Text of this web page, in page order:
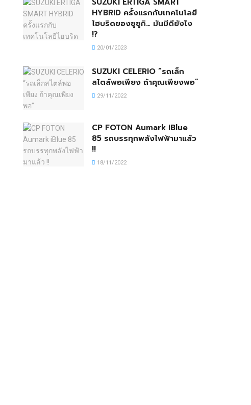
HYBRID ครั้งแรกกับเทคโนโลยี
ไฮบริดของซูซูกิ… มันมีดียังไง
!?
20/01/2023
SUZUKI CELERIO “รถเล็ก
สไตล์พอเพียง ถ้าคุณเพียงพอ”
29/11/2022
CP FOTON Aumark iBlue
85 รถบรรทุกพลังไฟฟ้ามาแล้ว
!!
18/11/2022